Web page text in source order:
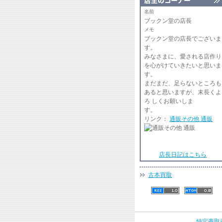
名前
ブックン堂の店長
メモ
ブックン堂の店長でございま
みなさまに、愛される店作り
を心がけていきたいと思いま
まだまだ、足らないところも
あると思いますが、末長くよ
ろ しくお願いしま
リンク： 通販その他 通販
店長日記はこちら
古本買取